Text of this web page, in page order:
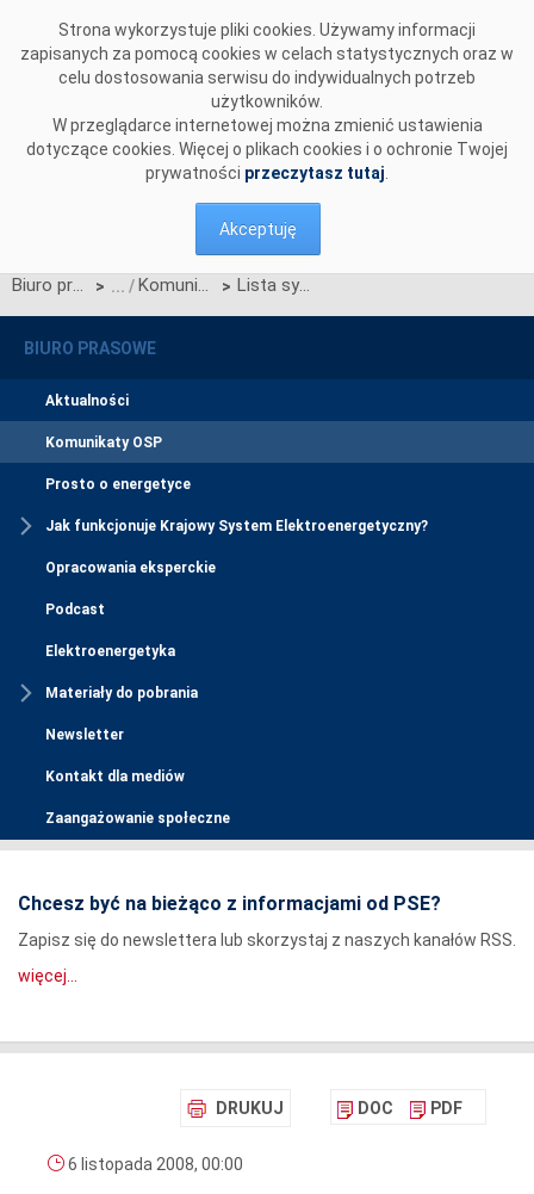
Strona wykorzystuje pliki cookies. Używamy informacji
zapisanych za pomocą cookies w celach statystycznych oraz w
celu dostosowania serwisu do indywidualnych potrzeb
użytkowników.
W przeglądarce internetowej można zmienić ustawienia
dotyczące cookies. Więcej o plikach cookies i o ochronie Twojej
prywatności przeczytasz tutaj
Akceptuję
Biuro prasowe > Komunikaty OSP > Lista sygnałów dla stacji elektroenergetycznych 750, 400, 220 i 110kV
BIURO PRASOWE
Aktualności
Komunikaty OSP
Prosto o energetyce
Jak funkcjonuje Krajowy System Elektroenergetyczny?
Opracowania eksperckie
Podcast
Elektroenergetyka
Materiały do pobrania
Newsletter
Kontakt dla mediów
Zaangażowanie społeczne
Chcesz być na bieżąco z informacjami od PSE?
Zapisz się do newslettera lub skorzystaj z naszych kanałów RSS.
więcej...
DRUKUJ DOC PDF
6 listopada 2008, 00:00